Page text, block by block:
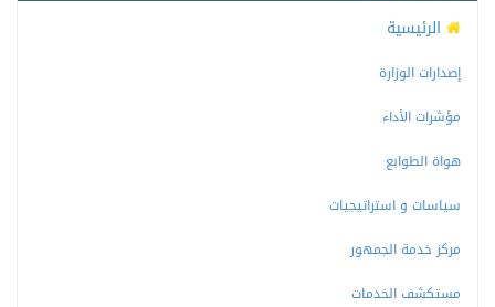
الرئيسية
إصدارات الوزارة
مؤشرات الأداء
هواة الطوابع
سياسات و استراتيجيات
مركز خدمة الجمهور
مستكشف الخدمات